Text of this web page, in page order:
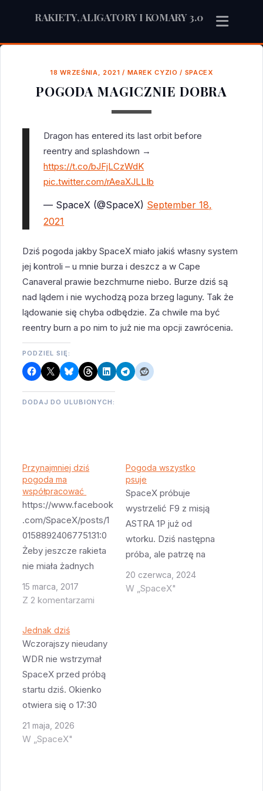
RAKIETY, ALIGATORY I KOMARY 3.0
18 WRZEŚNIA, 2021 / MAREK CYZIO / SPACEX
POGODA MAGICZNIE DOBRA
Dragon has entered its last orbit before
reentry and splashdown →
https://t.co/bJFjLCzWdK
pic.twitter.com/rAeaXJLLIb
— SpaceX (@SpaceX) September 18,
2021
Dziś pogoda jakby SpaceX miało jakiś własny system
jej kontroli – u mnie burza i deszcz a w Cape
Canaveral prawie bezchmurne niebo. Burze dziś są
nad lądem i nie wychodzą poza brzeg laguny. Tak że
lądowanie się chyba odbędzie. Za chwile ma być
reentry burn a po nim to już nie ma opcji zawrócenia.
PODZIEL SIĘ:
DODAJ DO ULUBIONYCH:
Przynajmniej dziś
pogoda ma
współpracować
https://www.facebook
.com/SpaceX/posts/1
0158892406775131:0
Żeby jeszcze rakieta
nie miała żadnych
przecieków, platforma
się nie zepsuła a na
zabronionym nie
pojawiły się łódki lub
samoloty i mamy
szansę na niezwykle
widowiskowy start.
15 marca, 2017
Z 2 komentarzami
Pogoda wszystko
psuje
SpaceX próbuje
wystrzelić F9 z misją
ASTRA 1P już od
wtorku. Dziś następna
próba, ale patrzę na
prognozy i jestem
sceptyczny. O ile
20 czerwca, 2024
W „SpaceX"
Jednak dziś
Wczorajszy nieudany
WDR nie wstrzymał
SpaceX przed próbą
startu dziś. Okienko
otwiera się o 17:30
CDT i ma 90 minut.
Pogoda w tym
21 maja, 2026
W „SpaceX"